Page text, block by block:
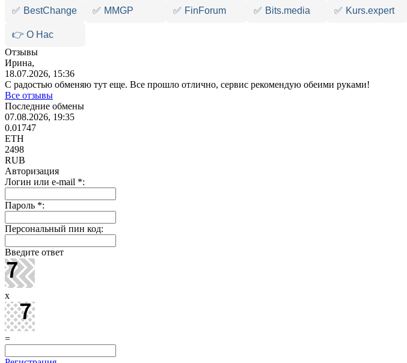
✅ BestChange ✅ MMGP ✅ FinForum ✅ Bits.media ✅ Kurs.expert
👉 О Нас
Отзывы
Ирина,
18.07.2026, 15:36
С радостью обменяю тут еще. Все прошло отлично, сервис рекомендую обеими руками!
Все отзывы
Последние обмены
07.08.2026, 19:35
0.01747
ETH
2498
RUB
Авторизация
Логин или e-mail *:
Пароль *:
Персональный пин код:
Введите ответ
x
=